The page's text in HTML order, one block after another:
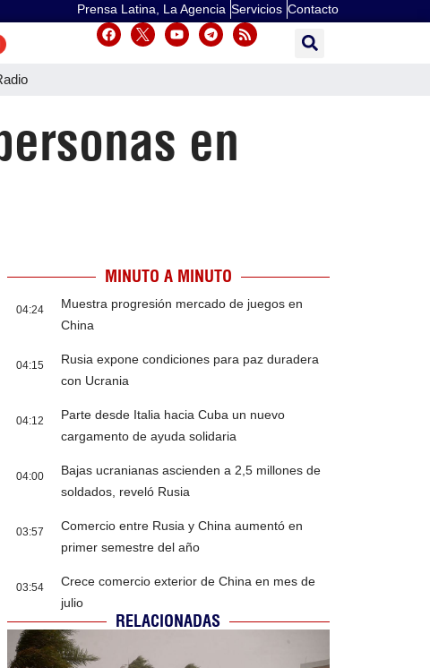
Prensa Latina, La Agencia Servicios Contacto
en
MINUTO A MINUTO
04:24
Muestra progresión mercado de juegos en
China
04:15
Rusia expone condiciones para paz duradera
con Ucrania
04:12
Parte desde Italia hacia Cuba un nuevo
cargamento de ayuda solidaria
04:00
Bajas ucranianas ascienden a 2,5 millones de
soldados, reveló Rusia
03:57
Comercio entre Rusia y China aumentó en
primer semestre del año
03:54
Crece comercio exterior de China en mes de
julio
RELACIONADAS